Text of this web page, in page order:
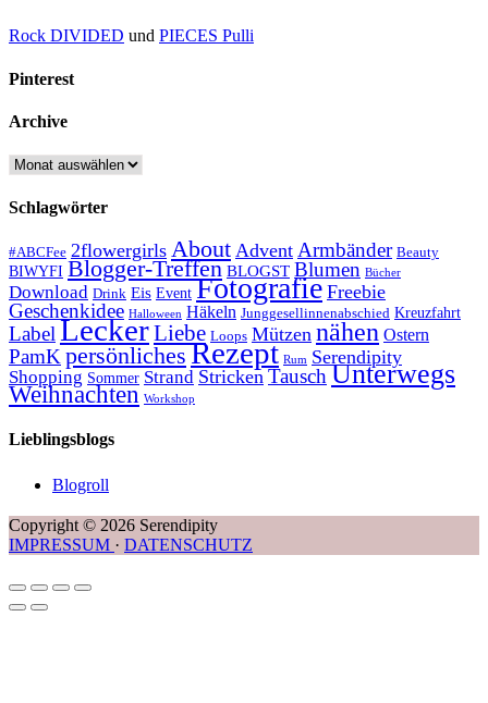
Rock DIVIDED und PIECES Pulli
Pinterest
Archive
Archive
Schlagwörter
#ABCFee 2flowergirls About Advent Armbänder Beauty
BIWYFI Blogger-Treffen BLOGST Blumen Bücher
Download Drink Eis Event Fotografie Freebie
Geschenkidee Halloween Häkeln Junggesellinnenabschied Kreuzfahrt
Label LeckerLiebe Loops Mützen nähen Ostern
PamK persönliches Rezept Rum Serendipity
Shopping Sommer Strand Stricken Tausch Unterwegs
Weihnachten Workshop
Lieblingsblogs
Blogroll
Copyright © 2026 Serendipity
IMPRESSUM · DATENSCHUTZ